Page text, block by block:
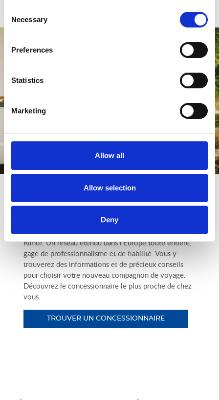
Selection
Necessary
Preferences
Statistics
Marketing
Allow all
Allow selection
Deny
Trouver un concessionnaire
Venez découvrir le véhicule qui vous convient le
Rimor. Un réseau étendu dans l’Europe toute entière,
gage de professionnalisme et de fiabilité. Vous y
trouverez des informations et de précieux conseils
pour choisir votre nouveau compagnon de voyage.
Découvrez le concessionnaire le plus proche de chez
vous.
TROUVER UN CONCESSIONNAIRE